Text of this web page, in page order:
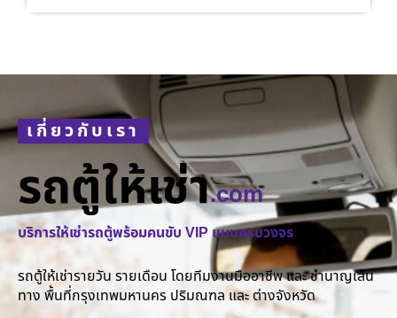
เกี่ยวกับเรา
รถตู้ให้เช่า.com
บริการให้เช่ารถตู้พร้อมคนขับ VIP แบบครบวงจร
รถตู้ให้เช่ารายวัน รายเดือน โดยทีมงานมืออาชีพ และ ชำนาญเส้น
ทาง พื้นที่กรุงเทพมหานคร ปริมณฑล และ ต่างจังหวัด